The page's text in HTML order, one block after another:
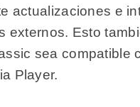
actualizaciones e
externos. Esto
sea compatible
Player.